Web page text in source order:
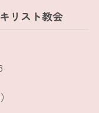
リスト教会